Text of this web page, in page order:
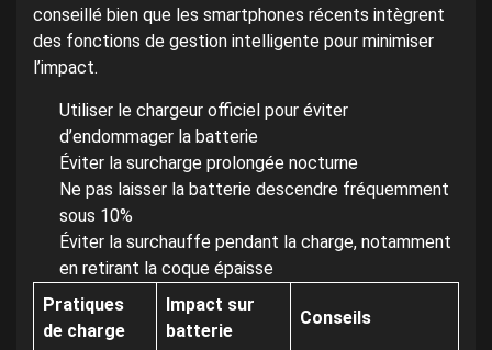
conseillé bien que les smartphones récents intègrent
des fonctions de gestion intelligente pour minimiser
l’impact.
Utiliser le chargeur officiel pour éviter
d’endommager la batterie
Éviter la surcharge prolongée nocturne
Ne pas laisser la batterie descendre fréquemment
sous 10%
Éviter la surchauffe pendant la charge, notamment
en retirant la coque épaisse
Pratiques
de charge
Impact sur
batterie
Conseils